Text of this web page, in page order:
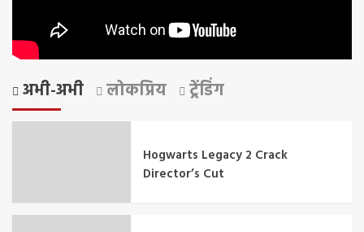
अभी-अभी लोकप्रिय ट्रेंडिंग
Hogwarts Legacy 2 Crack
Director’s Cut